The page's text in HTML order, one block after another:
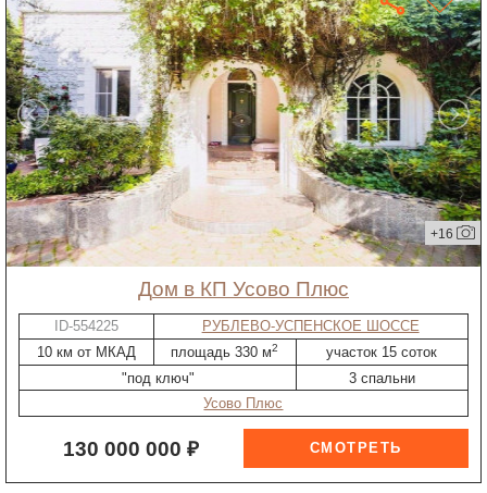
+16
дом в КП Усово Плюс
ID-554225
РУБЛЕВО-УСПЕНСКОЕ ШОССЕ
10 км от МКАД
площадь 330 м2
участок 15 соток
"под ключ"
3 спальни
Усово Плюс
130 000 000 ₽